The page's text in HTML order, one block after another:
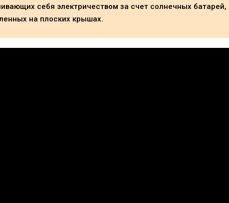
себя электричеством за счет солнечных батарей,
на плоских крышах.